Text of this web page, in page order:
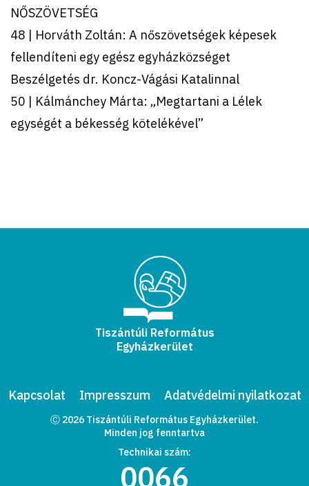
NŐSZÖVETSÉG
48 | Horváth Zoltán: A nőszövetségek képesek
fellendíteni egy egész egyházközséget
Beszélgetés dr. Koncz-Vágási Katalinnal
50 | Kálmánchey Márta: „Megtartani a Lélek
egységét a békesség kötelékével”
Tiszántúli Református
Egyházkerület
Kapcsolat Impresszum Adatvédelmi nyilatkozat
Ⓒ 2026 Tiszántúli Református Egyházkerület.
Minden jog fenntartva
Technikai szám:
0066